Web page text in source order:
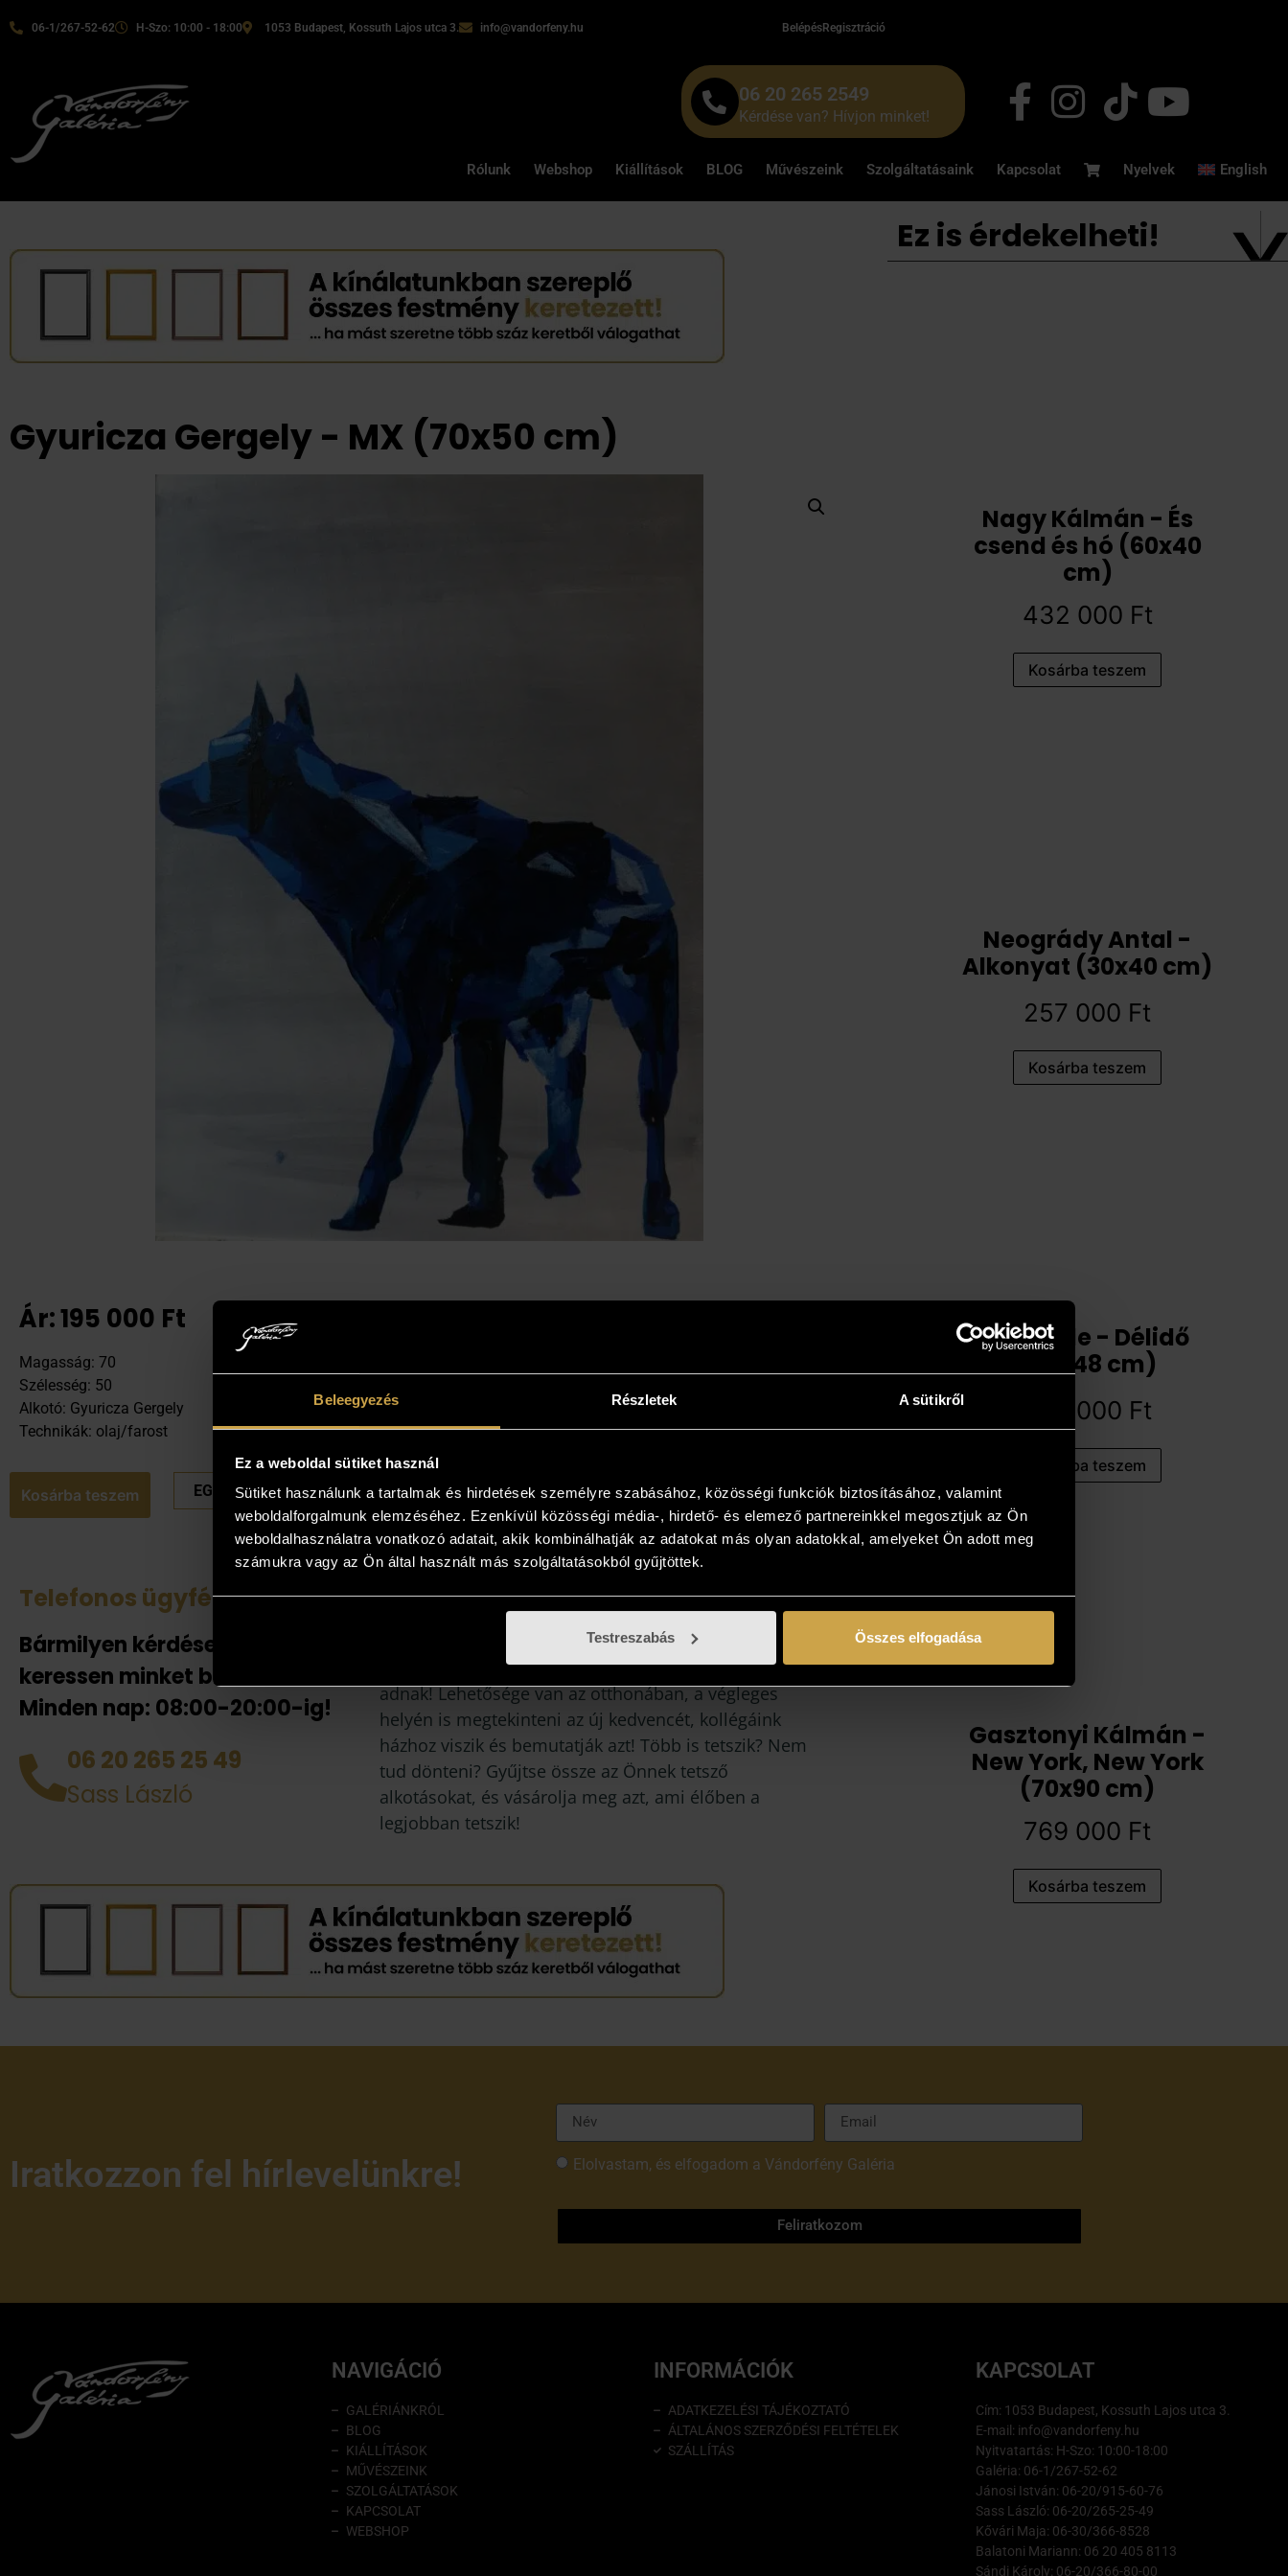
Beleegyezés Részletek A sütikről
Ez a weboldal sütiket használ
Sütiket használunk a tartalmak és hirdetések személyre szabásához, közösségi funkciók biztosításához, valamint
weboldalforgalmunk elemzéséhez. Ezenkívül közösségi média-, hirdető- és elemező partnereinkkel megosztjuk az Ön
weboldalhasználatra vonatkozó adatait, akik kombinálhatják az adatokat más olyan adatokkal, amelyeket Ön adott meg
számukra vagy az Ön által használt más szolgáltatásokból gyűjtöttek.
Testreszabás Összes elfogadása
06-1/267-52-62 H-Szo: 10:00 - 18:00 1053 Budapest, Kossuth Lajos utca 3. info@vandorfeny.hu BelépésRegisztráció
06 20 265 2549
Kérdése van? Hívjon minket!
Rólunk Webshop Kiállítások BLOG Művészeink Szolgáltatásaink Kapcsolat Nyelvek English
Gyuricza Gergely - MX (70x50 cm)
Ár:195 000 Ft
Magasság: 70
Szélesség: 50
Alkotó: Gyuricza Gergely
Technikák: olaj/farost
Kosárba teszem EGYEDI ÁRAT KÉREK
Telefonos ügyfélszolgálat
Bármilyen kérdése van
keressen minket bizalommal!
Minden nap: 08:00-20:00-ig!
06 20 265 25 49
Sass László
Tekintse meg az otthonában!
Amennyiben a műalkotás elnyerte tetszését
jelentkezzen, és kollégáink bővebb felvilágosítást
adnak! Lehetősége van az otthonában, a végleges
helyén is megtekinteni az új kedvencét, kollégáink
házhoz viszik és bemutatják azt! Több is tetszik? Nem
tud dönteni? Gyűjtse össze az Önnek tetsző
alkotásokat, és vásárolja meg azt, ami élőben a
legjobban tetszik!
Ez is érdekelheti!
Nagy Kálmán - És
csend és hó (60x40
cm)
432 000 Ft
Kosárba teszem
Neogrády Antal -
Alkonyat (30x40 cm)
257 000 Ft
Kosárba teszem
Pósa Ede - Délidő
(68x48 cm)
284 000 Ft
Kosárba teszem
Gasztonyi Kálmán -
New York, New York
(70x90 cm)
769 000 Ft
Kosárba teszem
Iratkozzon fel hírlevelünkre! Elolvastam, és elfogadom a Vándorfény Galéria
Feliratkozom
NAVIGÁCIÓ
GALÉRIÁNKRÓL
BLOG
KIÁLLÍTÁSOK
MŰVÉSZEINK
SZOLGÁLTATÁSOK
KAPCSOLAT
WEBSHOP
INFORMÁCIÓK
ADATKEZELÉSI TÁJÉKOZTATÓ
ÁLTALÁNOS SZERZŐDÉSI FELTÉTELEK
SZÁLLÍTÁS
KAPCSOLAT
Cím: 1053 Budapest, Kossuth Lajos utca 3.
E-mail: info@vandorfeny.hu
Nyitvatartás: H-Szo: 10:00-18:00
Galéria: 06-1/267-52-62
Jánosi István: 06-20/915-60-76
Sass László: 06-20/265-25-49
Kővári Maja: 06-30/366-8528
Balatoni Mariann: 06 20 405 8113
Sándi Károly: 06-20/366-80-00